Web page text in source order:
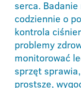
serca.
codziennie o
kontrola
problemy
monitorować
sprzęt
prostsze,